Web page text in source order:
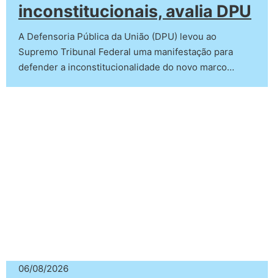
inconstitucionais, avalia DPU
A Defensoria Pública da União (DPU) levou ao
Supremo Tribunal Federal uma manifestação para
defender a inconstitucionalidade do novo marco…
06/08/2026